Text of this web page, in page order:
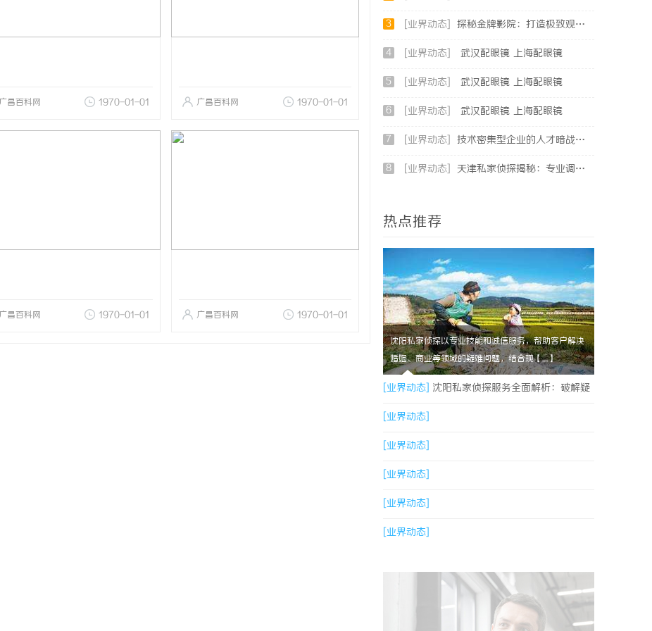
昌百科网 1970-01-01 广昌百科网 1970-01-01
昌百科网 1970-01-01 广昌百科网 1970-01-01
3 [业界动态] 探秘金牌影院：打造极致观影体验的新时代标杆
4 [业界动态] 武汉配眼镜 上海配眼镜
5 [业界动态] 武汉配眼镜 上海配眼镜
6 [业界动态] 武汉配眼镜 上海配眼镜
7 [业界动态] 技术密集型企业的人才暗战：北京商业秘密律师如何守住“人带技术走”的底线
8 [业界动态] 天津私家侦探揭秘：专业调查服务与行业现状详细解析
热点推荐
沈阳私家侦探以专业技能和诚信服务，帮助客户解决
婚姻、商业等领域的疑难问题，结合现【....】
[业界动态] 沈阳私家侦探服务全面解析：破解疑
云，守护真相的专家助力
[业界动态]
[业界动态]
[业界动态]
[业界动态]
[业界动态]